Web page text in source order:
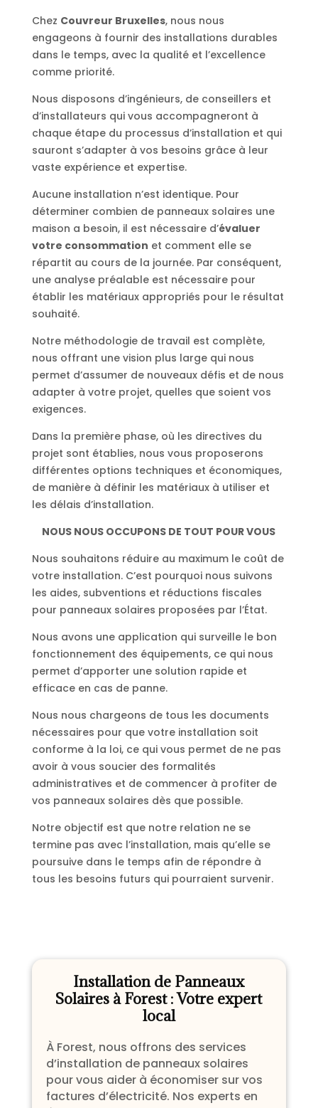
Chez Couvreur Bruxelles, nous nous
engageons à fournir des installations durables
dans le temps, avec la qualité et l’excellence
comme priorité.
Nous disposons d’ingénieurs, de conseillers et
d’installateurs qui vous accompagneront à
chaque étape du processus d’installation et qui
sauront s’adapter à vos besoins grâce à leur
vaste expérience et expertise.
Aucune installation n’est identique. Pour
déterminer combien de panneaux solaires une
maison a besoin, il est nécessaire d’évaluer
votre consommation et comment elle se
répartit au cours de la journée. Par conséquent,
une analyse préalable est nécessaire pour
établir les matériaux appropriés pour le résultat
souhaité.
Notre méthodologie de travail est complète,
nous offrant une vision plus large qui nous
permet d’assumer de nouveaux défis et de nous
adapter à votre projet, quelles que soient vos
exigences.
Dans la première phase, où les directives du
projet sont établies, nous vous proposerons
différentes options techniques et économiques,
de manière à définir les matériaux à utiliser et
les délais d’installation.
NOUS NOUS OCCUPONS DE TOUT POUR VOUS
Nous souhaitons réduire au maximum le coût de
votre installation. C’est pourquoi nous suivons
les aides, subventions et réductions fiscales
pour panneaux solaires proposées par l’État.
Nous avons une application qui surveille le bon
fonctionnement des équipements, ce qui nous
permet d’apporter une solution rapide et
efficace en cas de panne.
Nous nous chargeons de tous les documents
nécessaires pour que votre installation soit
conforme à la loi, ce qui vous permet de ne pas
avoir à vous soucier des formalités
administratives et de commencer à profiter de
vos panneaux solaires dès que possible.
Notre objectif est que notre relation ne se
termine pas avec l’installation, mais qu’elle se
poursuive dans le temps afin de répondre à
tous les besoins futurs qui pourraient survenir.
Installation de Panneaux
Solaires à Forest : Votre expert
local
À Forest, nous offrons des services
d’installation de panneaux solaires
pour vous aider à économiser sur vos
factures d’électricité. Nos experts en